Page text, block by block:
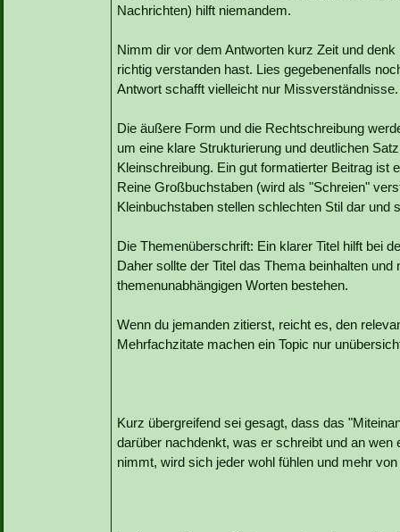
Nachrichten) hilft niemandem.
Nimm dir vor dem Antworten kurz Zeit und
richtig verstanden hast. Lies gegebenenfalls
Antwort schafft vielleicht nur Missverständnisse.
Die äußere Form und die Rechtschreibung
um eine klare Strukturierung und deutlichen
Kleinschreibung. Ein gut formatierter Beitrag ist
Reine Großbuchstaben (wird als "Schreien"
Kleinbuchstaben stellen schlechten Stil dar
Die Themenüberschrift: Ein klarer Titel hilft bei
Daher sollte der Titel das Thema beinhalten
themenunabhängigen Worten bestehen.
Wenn du jemanden zitierst, reicht es, den
Mehrfachzitate machen ein Topic nur
Kurz übergreifend sei gesagt, dass das
darüber nachdenkt, was er schreibt und an
nimmt, wird sich jeder wohl fühlen und mehr